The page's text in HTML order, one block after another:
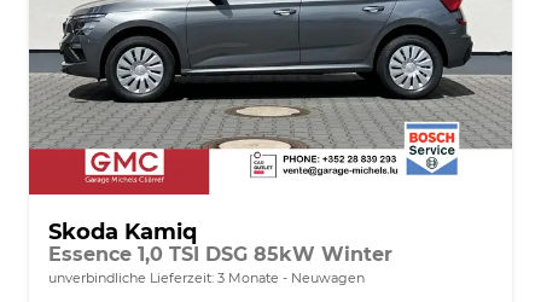
Skoda Kamiq
Essence 1,0 TSI DSG 85kW Winter
unverbindliche Lieferzeit: 3 Monate Neuwagen